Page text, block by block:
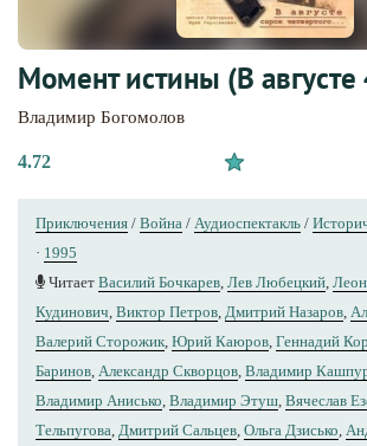
Момент истины (В
Владимир Богомолов
4.72
Приключения / Война / Аудиоспектакль /
· 1995
Читает Василий Бочкарев, Лев Любецкий,
Кудинович, Виктор Петров, Дмитрий Назаров,
Валерий Сторожик, Юрий Каюров, Геннадий
Баринов, Александр Скворцов, Владимир
Владимир Анисько, Владимир Этуш, Вячеслав
Тельпугова, Дмитрий Сальцев, Ольга Дзисько,